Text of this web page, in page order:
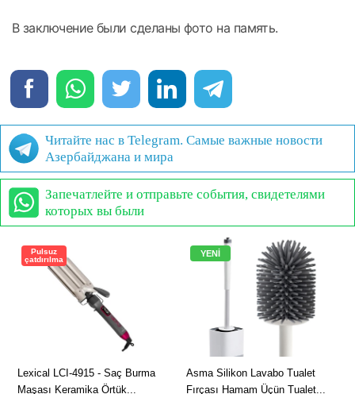
В заключение были сделаны фото на память.
Читайте нас в Telegram. Самые важные новости
Азербайджана и мира
Запечатлейте и отправьте события, свидетелями
которых вы были